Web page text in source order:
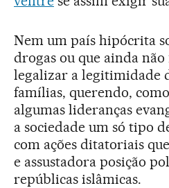
Nem um país hipócrita
drogas ou que ainda não
legalizar a legitimidade
famílias, querendo,
algumas lideranças
a sociedade um só tipo
com ações ditatoriais
e assustadora posição
repúblicas islâmicas.